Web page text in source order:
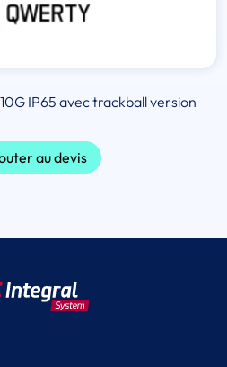
IP65 avec trackball version
au devis